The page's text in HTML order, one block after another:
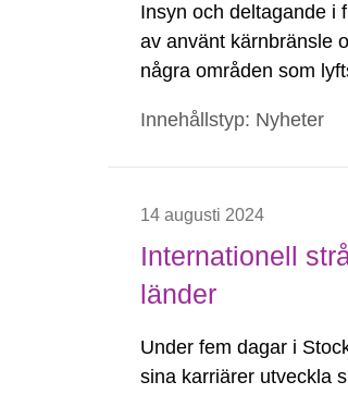
Insyn och deltagande i
av använt kärnbränsle
några områden som
Innehållstyp: Nyheter
14 augusti 2024
Internationell
länder
Under fem dagar i
sina karriärer utveckla